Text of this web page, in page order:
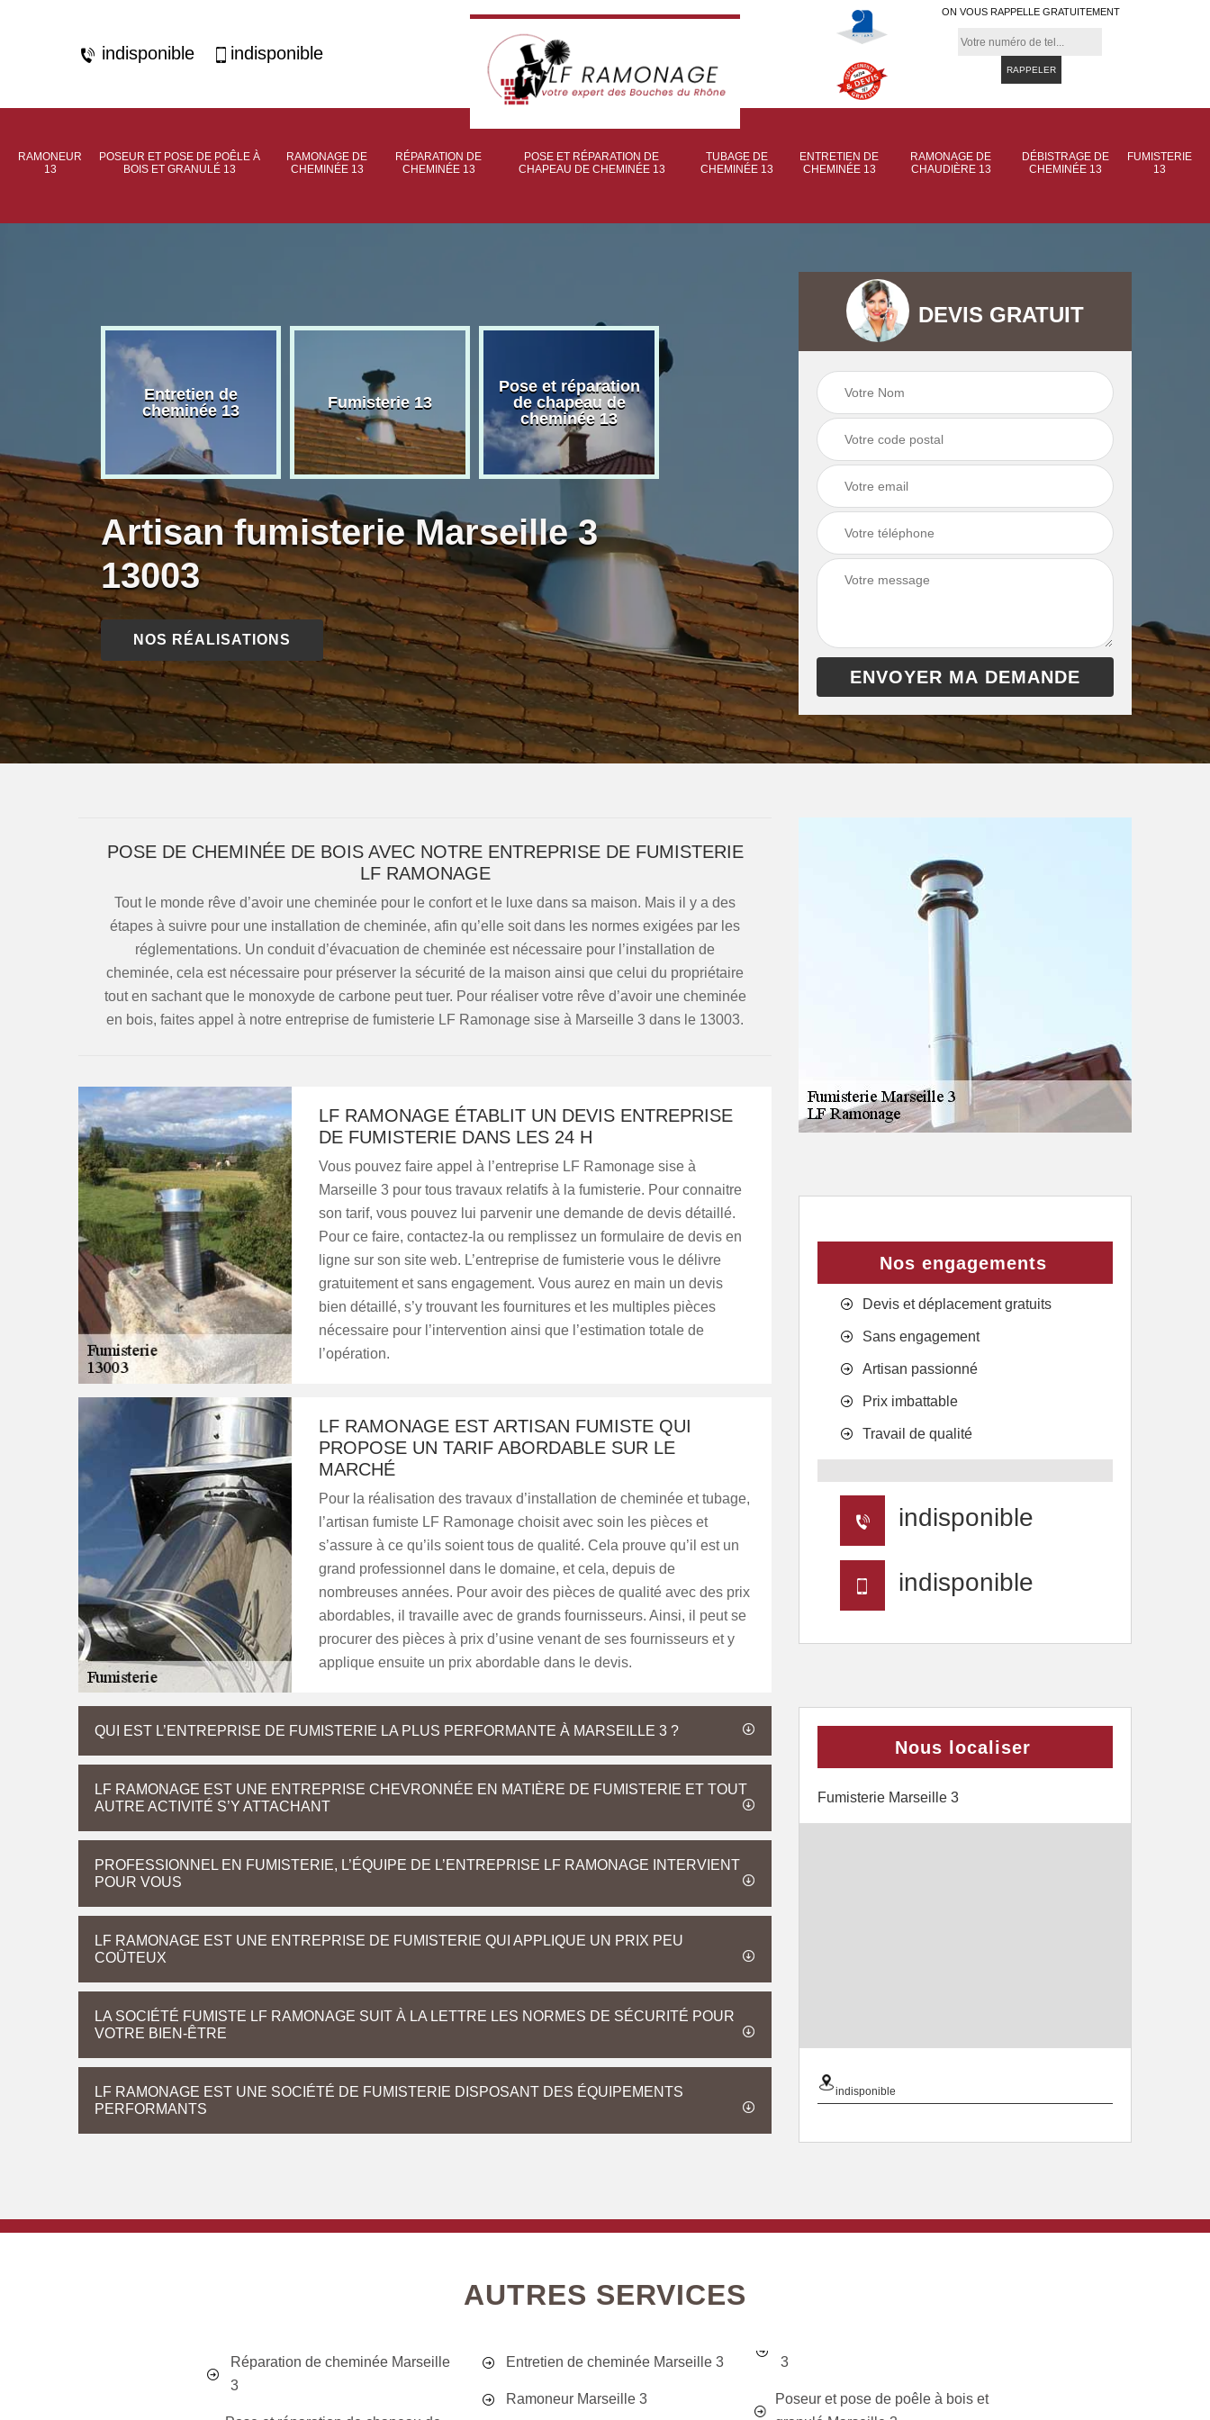
indisponible indisponible
ON VOUS RAPPELLE GRATUITEMENT
RAMONEUR
13
POSEUR ET POSE DE POÊLE À
BOIS ET GRANULÉ 13
RAMONAGE DE
CHEMINÉE 13
RÉPARATION DE
CHEMINÉE 13
POSE ET RÉPARATION DE
CHAPEAU DE CHEMINÉE 13
TUBAGE DE
CHEMINÉE 13
ENTRETIEN DE
CHEMINÉE 13
RAMONAGE DE
CHAUDIÈRE 13
DÉBISTRAGE DE
CHEMINÉE 13
FUMISTERIE
13
Entretien de
cheminée 13
Fumisterie 13
Pose et réparation
de chapeau de
cheminée 13
Poseur et pose de
Ramonage de
chaudière 13
Ramonage de
cheminée 13
Artisan fumisterie Marseille 3
13003
NOS RÉALISATIONS
DEVIS GRATUIT
POSE DE CHEMINÉE DE BOIS AVEC NOTRE ENTREPRISE DE FUMISTERIE
LF RAMONAGE
Tout le monde rêve d’avoir une cheminée pour le confort et le luxe dans sa maison. Mais il y a des
étapes à suivre pour une installation de cheminée, afin qu’elle soit dans les normes exigées par les
réglementations. Un conduit d’évacuation de cheminée est nécessaire pour l’installation de
cheminée, cela est nécessaire pour préserver la sécurité de la maison ainsi que celui du propriétaire
tout en sachant que le monoxyde de carbone peut tuer. Pour réaliser votre rêve d’avoir une cheminée
en bois, faites appel à notre entreprise de fumisterie LF Ramonage sise à Marseille 3 dans le 13003.
LF RAMONAGE ÉTABLIT UN DEVIS ENTREPRISE
DE FUMISTERIE DANS LES 24 H
Vous pouvez faire appel à l’entreprise LF Ramonage sise à
Marseille 3 pour tous travaux relatifs à la fumisterie. Pour connaitre
son tarif, vous pouvez lui parvenir une demande de devis détaillé.
Pour ce faire, contactez-la ou remplissez un formulaire de devis en
ligne sur son site web. L’entreprise de fumisterie vous le délivre
gratuitement et sans engagement. Vous aurez en main un devis
bien détaillé, s’y trouvant les fournitures et les multiples pièces
nécessaire pour l’intervention ainsi que l’estimation totale de
l’opération.
LF RAMONAGE EST ARTISAN FUMISTE QUI
PROPOSE UN TARIF ABORDABLE SUR LE
MARCHÉ
Pour la réalisation des travaux d’installation de cheminée et tubage,
l’artisan fumiste LF Ramonage choisit avec soin les pièces et
s’assure à ce qu’ils soient tous de qualité. Cela prouve qu’il est un
grand professionnel dans le domaine, et cela, depuis de
nombreuses années. Pour avoir des pièces de qualité avec des prix
abordables, il travaille avec de grands fournisseurs. Ainsi, il peut se
procurer des pièces à prix d’usine venant de ses fournisseurs et y
applique ensuite un prix abordable dans le devis.
QUI EST L’ENTREPRISE DE FUMISTERIE LA PLUS PERFORMANTE À MARSEILLE 3 ?
LF RAMONAGE EST UNE ENTREPRISE CHEVRONNÉE EN MATIÈRE DE FUMISTERIE ET TOUT
AUTRE ACTIVITÉ S’Y ATTACHANT
PROFESSIONNEL EN FUMISTERIE, L’ÉQUIPE DE L’ENTREPRISE LF RAMONAGE INTERVIENT
POUR VOUS
LF RAMONAGE EST UNE ENTREPRISE DE FUMISTERIE QUI APPLIQUE UN PRIX PEU
COÛTEUX
LA SOCIÉTÉ FUMISTE LF RAMONAGE SUIT À LA LETTRE LES NORMES DE SÉCURITÉ POUR
VOTRE BIEN-ÊTRE
LF RAMONAGE EST UNE SOCIÉTÉ DE FUMISTERIE DISPOSANT DES ÉQUIPEMENTS
PERFORMANTS
Nos engagements
Devis et déplacement gratuits
Sans engagement
Artisan passionné
Prix imbattable
Travail de qualité
indisponible
indisponible
Nous localiser
Fumisterie Marseille 3
indisponible
AUTRES SERVICES
Réparation de cheminée Marseille
3
Entretien de cheminée Marseille 3
Ramoneur Marseille 3
3
Poseur et pose de poêle à bois et